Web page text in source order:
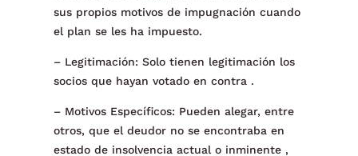
sus propios motivos de impugnación cuando
el plan se les ha impuesto.
– Legitimación: Solo tienen legitimación los
socios que hayan votado en contra .
– Motivos Específicos: Pueden alegar, entre
otros, que el deudor no se encontraba en
estado de insolvencia actual o inminente ,